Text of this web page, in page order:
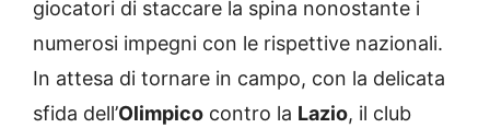
giocatori di staccare la spina nonostante i
numerosi impegni con le rispettive nazionali.
In attesa di tornare in campo, con la delicata
sfida dell’Olimpico contro la Lazio, il club